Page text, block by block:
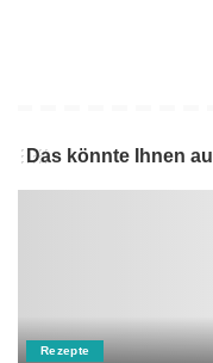
Das könnte Ihnen
Rezepte